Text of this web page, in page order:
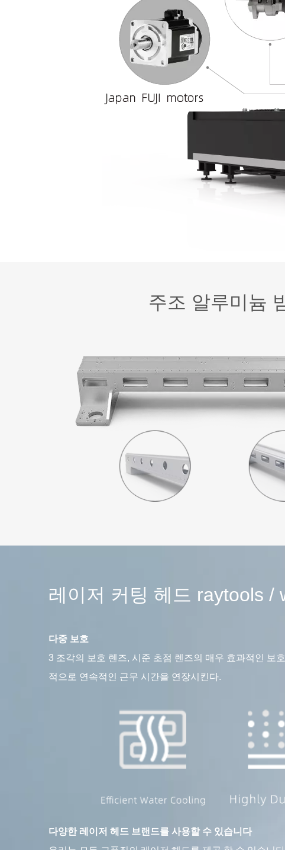
주조 알루미늄
레이저 커팅 헤드 raytools /
다중 보호
3 조각의 보호 렌즈, 시준 초점 렌즈의 매우 효과적인 보
적으로 연속적인 근무 시간을 연장시킨다.
다양한 레이저 헤드 브랜드를 사용할 수 있습니다